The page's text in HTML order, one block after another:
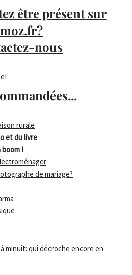
être présent sur
nous
!
rurale
et du livre
!
de mariage?
minuit: qui décroche encore en